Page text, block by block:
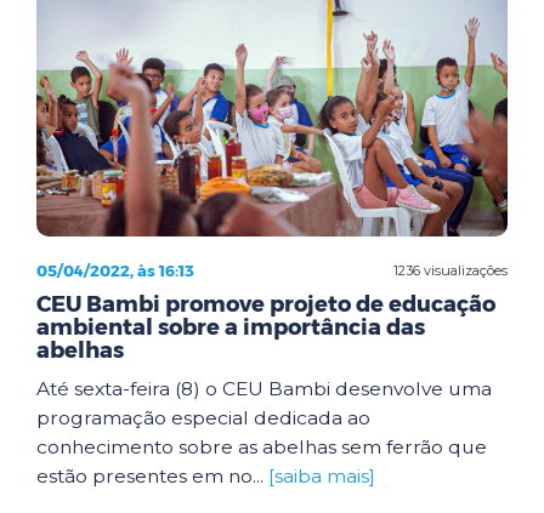
1236 visualizações
05/04/2022, às 16:13
CEU Bambi promove projeto de educação
ambiental sobre a importância das
abelhas
Até sexta-feira (8) o CEU Bambi desenvolve uma
programação especial dedicada ao
conhecimento sobre as abelhas sem ferrão que
estão presentes em no... [saiba mais]